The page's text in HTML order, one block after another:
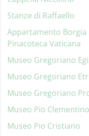
Stanze di Raffaello
Appartamento Borgia
Pinacoteca Vaticana
Museo Gregoriano
Museo Gregoriano
Museo Gregoriano
Museo Pio Clementino
Museo Pio Cristiano